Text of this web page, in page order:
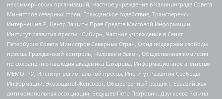
некоммерческих организаций, Частное учреждение в Калининграде Совета
Министров северных стран, Гражданское содействие, Трансперенси
Интернешнл-Р, Центр Защиты Прав Средств Массовой Информации,
Институт развития прессы - Сибирь, Частное учреждение в Санкт-
Петербурге Совета Министров Северных Стран, Фонд поддержки свободы
прессы, Гражданский контроль, Человек и Закон, Общественная комиссия
по сохранению наследия академика Сахарова, Информационное агентство
МЕМО. РУ, Институт региональной прессы, Институт Развития Свободы
Информации, Экозащита!-Женсовет, Общественный вердикт, Евразийская
антимонопольная ассоциация, Бедушев Петр Петрович, Дзугкоева Регина